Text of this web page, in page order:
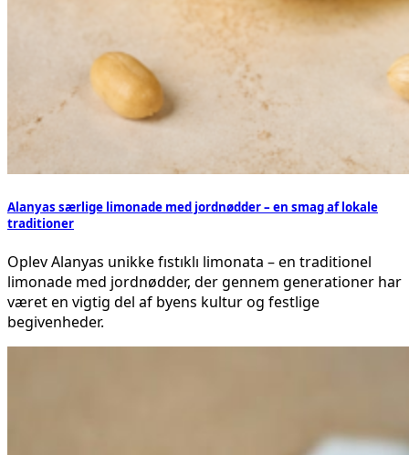
Alanyas særlige limonade med jordnødder – en smag af lokale
traditioner
Oplev Alanyas unikke fıstıklı limonata – en traditionel
limonade med jordnødder, der gennem generationer har
været en vigtig del af byens kultur og festlige
begivenheder.